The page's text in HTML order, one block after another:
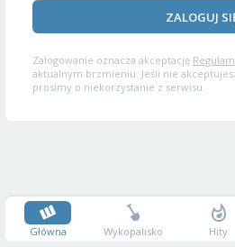
ZALOGUJ
Zalogowanie oznacza akceptację
aktualnym brzmieniu. Jeśli nie
prosimy o niekorzystanie z serwisu.
Główna Wykopalisko Hity